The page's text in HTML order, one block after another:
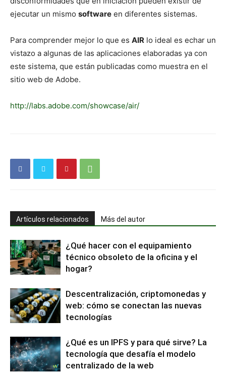
ejecutar un mismo software en diferentes sistemas.
Para comprender mejor lo que es AIR lo ideal es echar un
vistazo a algunas de las aplicaciones elaboradas ya con
este sistema, que están publicadas como muestra en el
sitio web de Adobe.
http://labs.adobe.com/showcase/air/
Artículos relacionados Más del autor
¿Qué hacer con el equipamiento
técnico obsoleto de la oficina y el
hogar?
Descentralización, criptomonedas y
web: cómo se conectan las nuevas
tecnologías
¿Qué es un IPFS y para qué sirve? La
tecnología que desafía el modelo
centralizado de la web